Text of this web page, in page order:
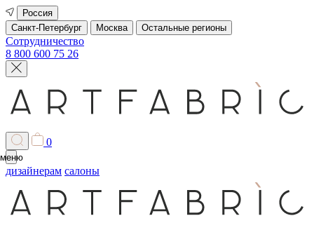
Россия
Санкт-Петербург
Москва Остальные регионы
Сотрудничество
8 800 600 75 26
0
меню
дизайнерам салоны